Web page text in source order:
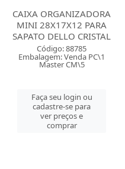
CAIXA ORGANIZADORA
MINI 28X17X12 PARA
SAPATO DELLO CRISTAL
Código: 88785
Embalagem: Venda PC\1
Master CM\5
Faça seu login ou
cadastre-se para
ver preços e
comprar